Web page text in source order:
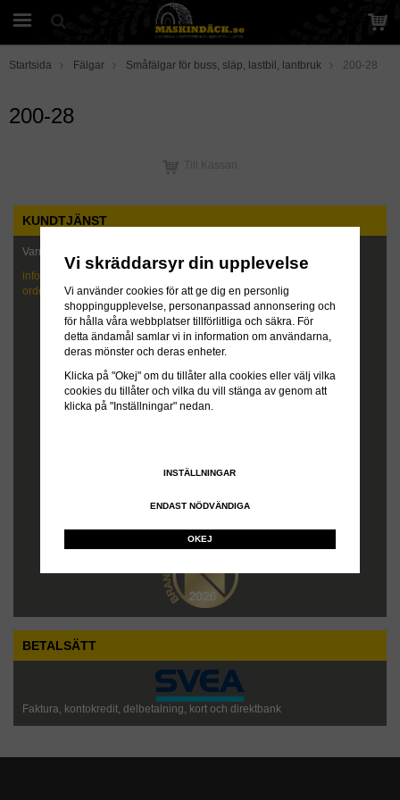
Startsida Fälgar Småfälgar för buss, släp, lastbil, lantbruk 200-28
200-28
KUNDTJÄNST
Varmt välkommen att kontakta oss!
info@maskindack.se
order@maskindack.se
BETALSÄTT
Faktura, kontokredit, delbetalning, kort och direktbank
Vi skräddarsyr din upplevelse
Vi använder cookies för att ge dig en personlig
shoppingupplevelse, personanpassad annonsering och
för hålla våra webbplatser tillförlitliga och säkra. För
detta ändamål samlar vi in information om användarna,
deras mönster och deras enheter.
Klicka på "Okej" om du tillåter alla cookies eller välj vilka
cookies du tillåter och vilka du vill stänga av genom att
klicka på "Inställningar" nedan.
INSTÄLLNINGAR
ENDAST NÖDVÄNDIGA
OKEJ